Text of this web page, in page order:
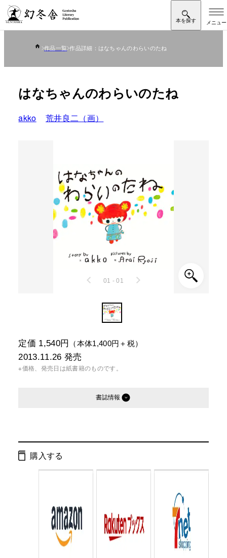
作品一覧 作品詳細：はなちゃんのわらいのたね
はなちゃんのわらいのたね
akko 荒井良二（画）
01 - 01
定価 1,540円 （本体1,400円＋税）
2013.11.26 発売
※価格、発売日は紙書籍のものです。
書誌情報
ISBN： 9784344024939
判型：
購入する